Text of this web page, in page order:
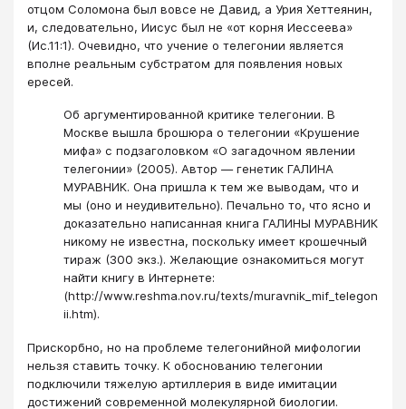
отцом Соломона был вовсе не Давид, а Урия Хеттеянин,
и, следовательно, Иисус был не «от корня Иессеева»
(Ис.11:1). Очевидно, что учение о телегонии является
вполне реальным субстратом для появления новых
ересей.
Об аргументированной критике телегонии. В
Москве вышла брошюра о телегонии «Крушение
мифа» с подзаголовком «О загадочном явлении
телегонии» (2005). Автор — генетик ГАЛИНА
МУРАВНИК. Она пришла к тем же выводам, что и
мы (оно и неудивительно). Печально то, что ясно и
доказательно написанная книга ГАЛИНЫ МУРАВНИК
никому не известна, поскольку имеет крошечный
тираж (300 экз.). Желающие ознакомиться могут
найти книгу в Интернете:
(http://www.reshma.nov.ru/texts/muravnik_mif_telegon
ii.htm).
Прискорбно, но на проблеме телегонийной мифологии
нельзя ставить точку. К обоснованию телегонии
подключили тяжелую артиллерия в виде имитации
достижений современной молекулярной биологии.